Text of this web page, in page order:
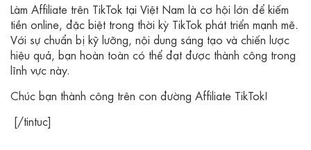
Làm Affiliate trên TikTok tại Việt Nam là cơ hội lớn để kiếm
tiền online, đặc biệt trong thời kỳ TikTok phát triển mạnh mẽ.
Với sự chuẩn bị kỹ lưỡng, nội dung sáng tạo và chiến lược
hiệu quả, bạn hoàn toàn có thể đạt được thành công trong
lĩnh vực này.
Chúc bạn thành công trên con đường Affiliate TikTok!
[/tintuc]